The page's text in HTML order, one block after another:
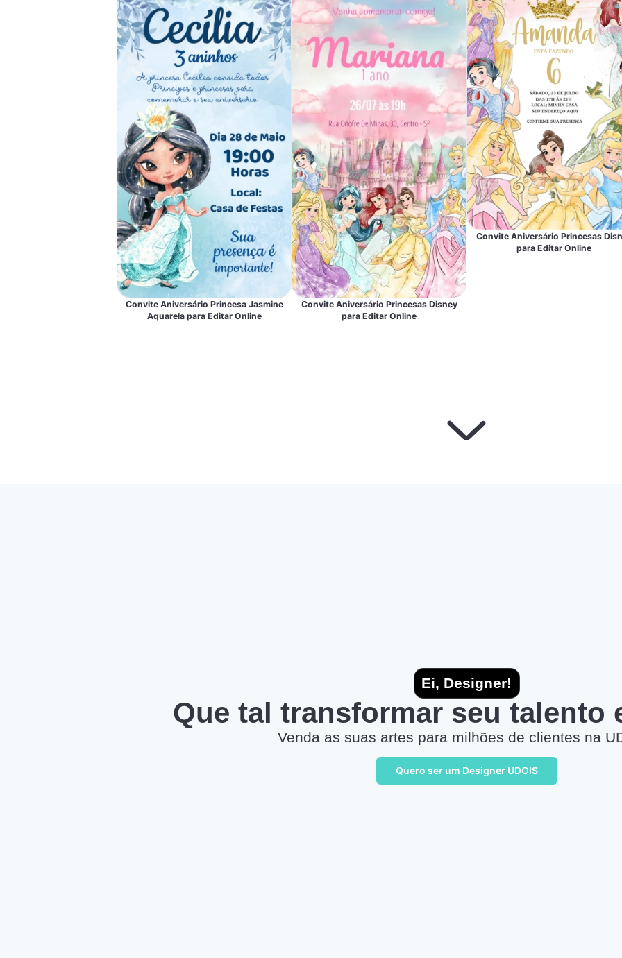
Convite Aniversário Princesa Jasmine
Aquarela para Editar Online
Convite Aniversário Princesas Disney
para Editar Online
Convite Aniversário Princesas
para Editar Online
Ei, Designer!
Que tal transformar seu talento
Venda as suas artes para milhões de clientes na
Quero ser um Designer UDOIS